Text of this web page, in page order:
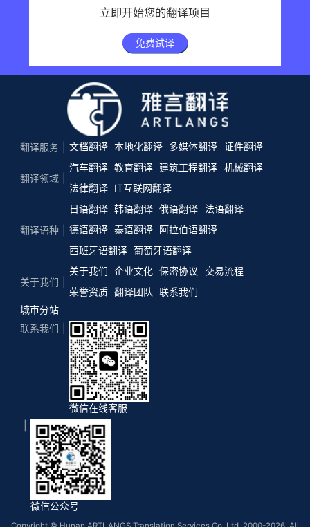
立即开始您的翻译项目
免费试译
翻译服务 文档翻译 本地化翻译 多媒体翻译 证件翻译
翻译领域
汽车翻译 教育翻译 建筑工程翻译 机械翻译
法律翻译
IT互联网翻译
翻译语种
日语翻译 韩语翻译 俄语翻译
法语翻译
德语翻译 泰语翻译 阿拉伯语翻译
西班牙语翻译 葡萄牙语翻译
关于我们
关于我们 企业文化 保密协议
交易流程
荣誉资质 翻译团队
联系我们
城市分站
联系我们
微信在线客服
微信公众号